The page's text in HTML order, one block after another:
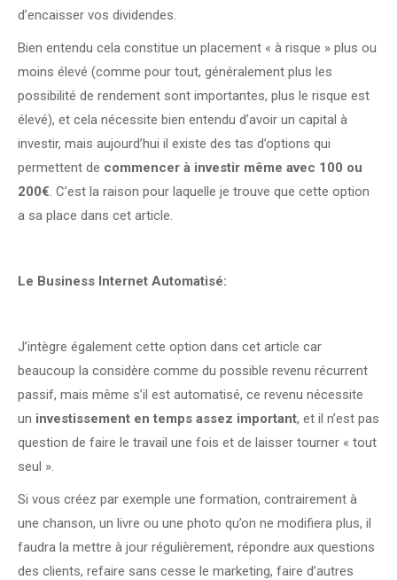
d’encaisser vos dividendes.
Bien entendu cela constitue un placement « à risque » plus ou
moins élevé (comme pour tout, généralement plus les
possibilité de rendement sont importantes, plus le risque est
élevé), et cela nécessite bien entendu d’avoir un capital à
investir, mais aujourd’hui il existe des tas d’options qui
permettent de commencer à investir même avec 100 ou
200€. C’est la raison pour laquelle je trouve que cette option
a sa place dans cet article.
Le Business Internet Automatisé:
J’intègre également cette option dans cet article car
beaucoup la considère comme du possible revenu récurrent
passif, mais même s’il est automatisé, ce revenu nécessite
un investissement en temps assez important, et il n’est pas
question de faire le travail une fois et de laisser tourner « tout
seul ».
Si vous créez par exemple une formation, contrairement à
une chanson, un livre ou une photo qu’on ne modifiera plus, il
faudra la mettre à jour régulièrement, répondre aux questions
des clients, refaire sans cesse le marketing, faire d’autres